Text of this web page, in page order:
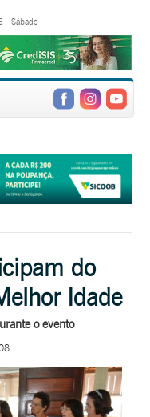
- Sábado
do
Idade
o evento